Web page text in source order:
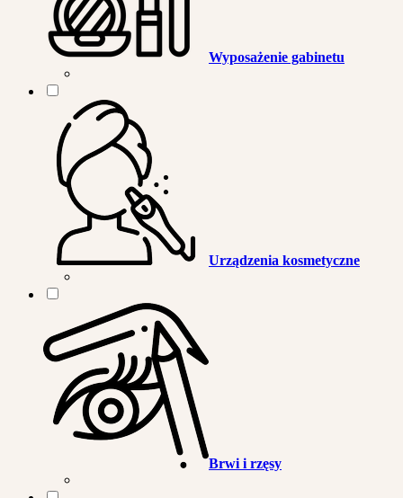
Wyposażenie gabinetu
Urządzenia kosmetyczne
Brwi i rzęsy